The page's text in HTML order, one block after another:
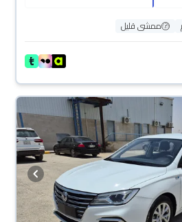
ممشى قليل